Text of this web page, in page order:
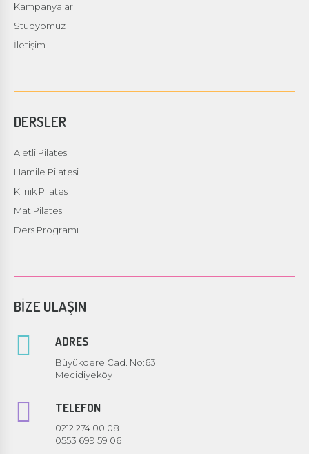
Kampanyalar
Stüdyomuz
İletişim
DERSLER
Aletli Pilates
Hamile Pilatesi
Klinik Pilates
Mat Pilates
Ders Programı
BİZE ULAŞIN
ADRES
Büyükdere Cad. No:63
Mecidiyeköy
TELEFON
0212 274 00 08
0553 699 59 06